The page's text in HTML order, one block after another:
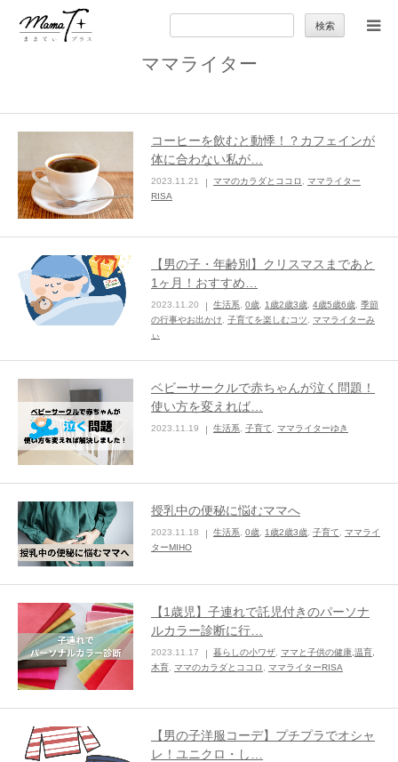
索:
ママライター
コーヒーを飲むと動悸！？カフェインが
体に合わない私が…
2023.11.21 ママのカラダとココロ
ママライター
RISA
【男の子・年齢別】クリスマスまであと
1ヶ月！おすすめ…
2023.11.20 生活系 0歳 1歳2歳3歳 4歳5歳6歳 季節
の行事やお出かけ
子育てを楽しむコツ
ママライターみ
ぃ
ベビーサークルで赤ちゃんが泣く問題！
使い方を変えれば…
2023.11.19 生活系 子育て ママライターゆき
授乳中の便秘に悩むママへ
2023.11.18 生活系 0歳 1歳2歳3歳 子育て
ママライ
ターMIHO
【1歳児】子連れで託児付きのパーソナ
ルカラー診断に行…
2023.11.17 暮らしの小ワザ ママと子供の健康,温育,
木育 ママのカラダとココロ ママライターRISA
【男の子洋服コーデ】プチプラでオシャ
レ！ユニクロ・し…
セカンドキャリア
子育て
季節の行事やお出かけ
特集
ままてぃ編集部